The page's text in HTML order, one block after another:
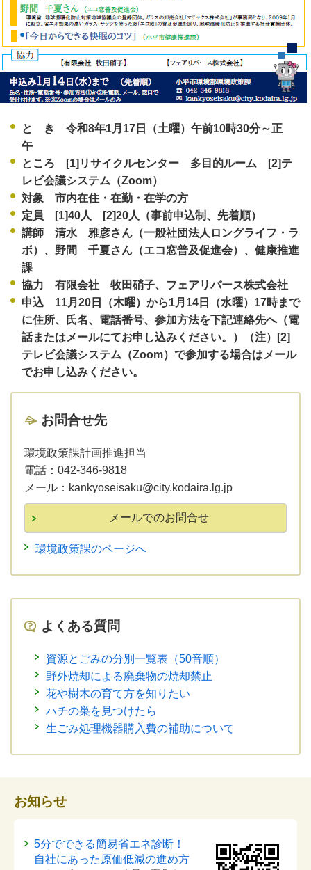
と き 令和8年1月17日（土曜）午前10時30分～正
午
ところ [1]リサイクルセンター 多目的ルーム [2]テ
レビ会議システム（Zoom）
対象 市内在住・在勤・在学の方
定員 [1]40人 [2]20人（事前申込制、先着順）
講師 清水 雅彦さん（一般社団法人ロングライフ・ラ
ボ）、野間 千夏さん（エコ窓普及促進会）、健康推進
課
協力 有限会社 牧田硝子、フェアリバース株式会社
申込 11月20日（木曜）から1月14日（水曜）17時まで
に住所、氏名、電話番号、参加方法を下記連絡先へ（電
話またはメールにてお申し込みください。）
（注）[2]
テレビ会議システム（Zoom）で参加する場合はメール
でお申し込みください。
お問合せ先
環境政策課計画推進担当
電話：042-346-9818
メール：kankyoseisaku@city.kodaira.lg.jp
環境政策課のページへ
よくある質問
資源とごみの分別一覧表（50音順）
野外焼却による廃棄物の焼却禁止
花や樹木の育て方を知りたい
ハチの巣を見つけたら
生ごみ処理機器購入費の補助について
お知らせ
5分でできる簡易省エネ診断！
自社にあった原価低減の進め方